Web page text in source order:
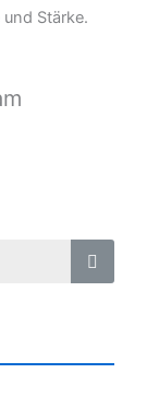
Stärke.